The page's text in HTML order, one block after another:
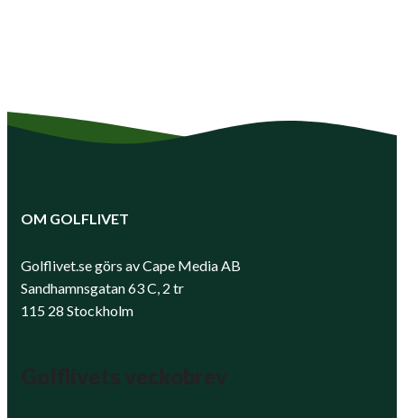
OM GOLFLIVET
Golflivet.se görs av Cape Media AB
Sandhamnsgatan 63 C, 2 tr
115 28 Stockholm